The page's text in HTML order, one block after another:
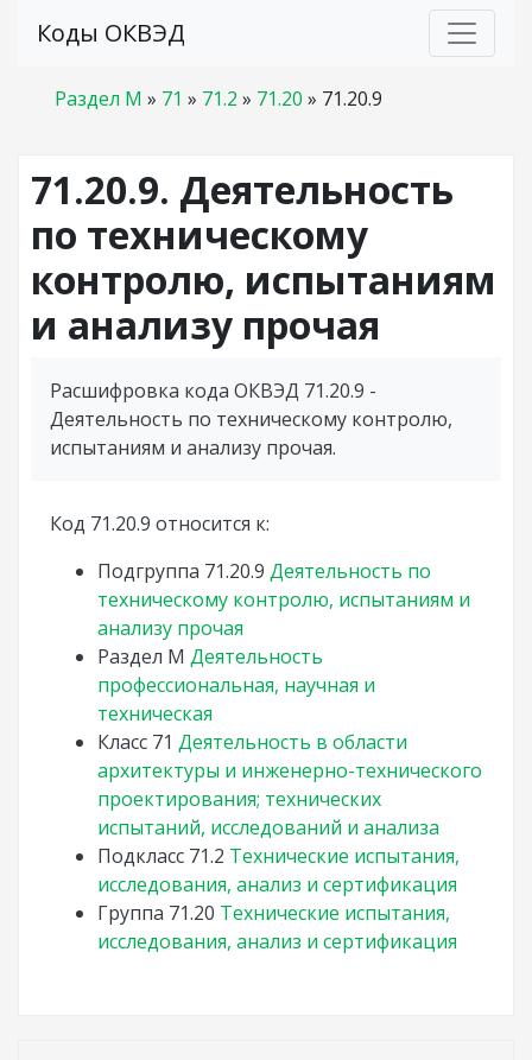
Коды ОКВЭД
Раздел M » 71 » 71.2 » 71.20 » 71.20.9
71.20.9. Деятельность
по техническому
контролю, испытаниям
и анализу прочая
Расшифровка кода ОКВЭД 71.20.9 -
Деятельность по техническому контролю,
испытаниям и анализу прочая.
Код 71.20.9 относится к:
Подгруппа 71.20.9 Деятельность по
техническому контролю, испытаниям и
анализу прочая
Раздел M Деятельность
профессиональная, научная и
техническая
Класс 71 Деятельность в области
архитектуры и инженерно-технического
проектирования; технических
испытаний, исследований и анализа
Подкласс 71.2 Технические испытания,
исследования, анализ и сертификация
Группа 71.20 Технические испытания,
исследования, анализ и сертификация